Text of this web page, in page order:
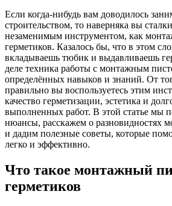
Если когда-нибудь вам доводилось
строительством, то наверняка вы
незаменимым инструментом, как
герметиков. Казалось бы, что в этом
вкладываешь тюбик и выдавливаешь
деле техника работы с монтажным
определённых навыков и знаний. От
правильно вы воспользуетесь этим
качество герметизации, эстетика и
выполненных работ. В этой статье мы
нюансы, расскажем о разновидностях
и дадим полезные советы, которые
легко и эффективно.
Что такое монтажный
герметиков